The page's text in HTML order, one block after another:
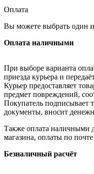
Оплата
Вы можете выбрать один
Оплата наличными
При выборе варианта
приезда курьера и
Курьер предоставляет
предмет повреждений,
Покупатель подписывает
документы, вносит
Также оплата наличными
магазина, оплаты по
Безналичный расчёт